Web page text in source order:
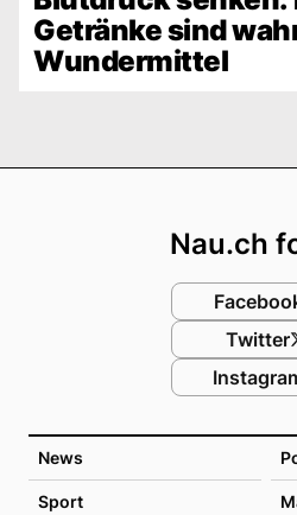
Getränke sind
Wundermittel
News
Sport
Nau.ch
Twitter